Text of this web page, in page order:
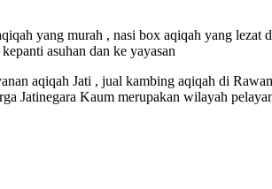
yang murah , nasi box aqiqah yang lezat
asuhan dan ke yayasan
aqiqah Jati , jual kambing aqiqah di
Jatinegara Kaum merupakan wilayah